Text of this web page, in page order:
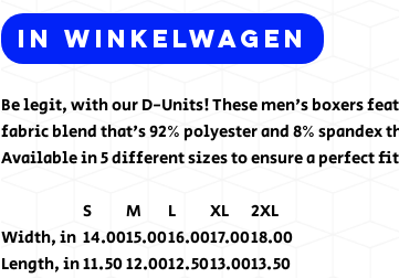
In winkelwagen
Be legit, with our D-Units! These men's boxers
fabric blend that's 92% polyester and 8% spandex
Available in 5 different sizes to ensure a perfect
S M L XL
2XL
Width, in 14.0015.0016.0017.0018.00
Length, in11.5012.0012.5013.0013.50